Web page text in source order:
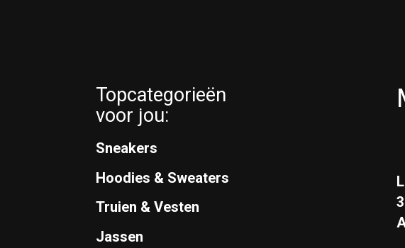
Topcategorieën
voor jou:
Sneakers
Hoodies & Sweaters
Truien & Vesten
Jassen